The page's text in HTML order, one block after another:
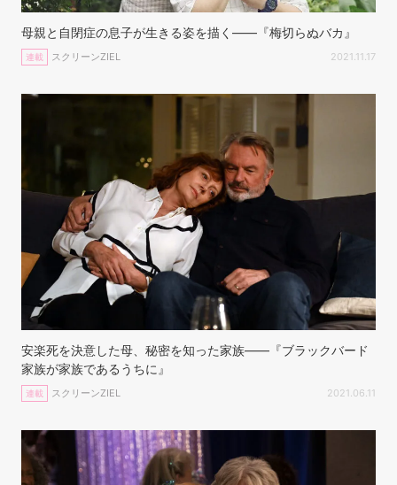
母親と自閉症の息子が生きる姿を描く——『梅切らぬバカ』
連載 スクリーンZIEL 2021.11.17
安楽死を決意した母、秘密を知った家族——『ブラックバード
家族が家族であるうちに』
連載 スクリーンZIEL 2021.06.11